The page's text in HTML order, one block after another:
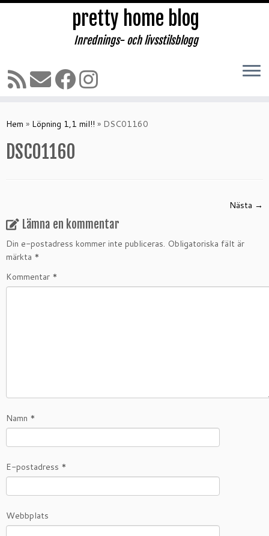
till
pretty home blog
Inrednings- och livsstilsblogg
Hem » Löpning 1,1 mil!! » DSC01160
DSC01160
Nästa →
Lämna en kommentar
Din e-postadress kommer inte publiceras. Obligatoriska fält är
märkta *
Kommentar *
Namn *
E-postadress *
Webbplats